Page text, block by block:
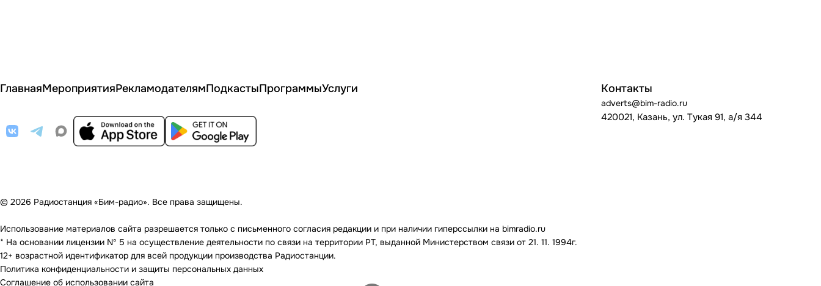
ГлавнаяМероприятияРекламодателямПодкастыПрограммыУслуги Контакты
adverts@bim-radio.ru
420021, Казань, ул. Тукая 91, а/я 344
© 2026 Радиостанция «Бим-радио». Все права защищены.
Использование материалов сайта разрешается только с письменного согласия редакции и при наличии гиперссылки на bimradio.ru
* На основании лицензии Nº 5 на осуществление деятельности по связи на территории РТ, выданной Министерством связи от 21. 11. 1994г.
12+ возрастной идентификатор для всей продукции производства Радиостанции.
Политика конфиденциальности и защиты персональных данных
Соглашение об использовании сайта